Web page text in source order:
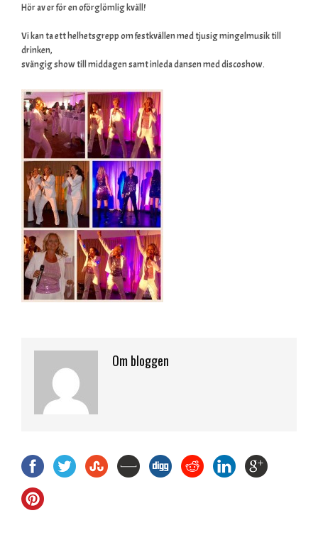
Hör av er för en oförglömlig kväll!
Vi kan ta ett helhetsgrepp om festkvällen med tjusig mingelmusik till
drinken,
svängig show till middagen samt inleda dansen med discoshow.
Om bloggen